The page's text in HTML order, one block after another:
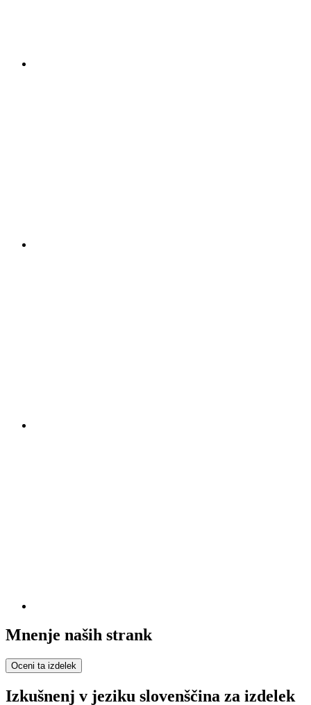
Mnenje naših strank
Oceni ta izdelek
Izkušnenj v jeziku slovenščina za izdelek